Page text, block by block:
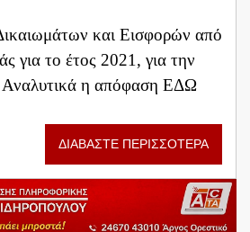
και Εισφορών από
για το έτος 2021, για την
Αναλυτικά η απόφαση ΕΔΩ
ΔΙΑΒΑΣΤΕ ΠΕΡΙΣΣΟΤΕΡΑ